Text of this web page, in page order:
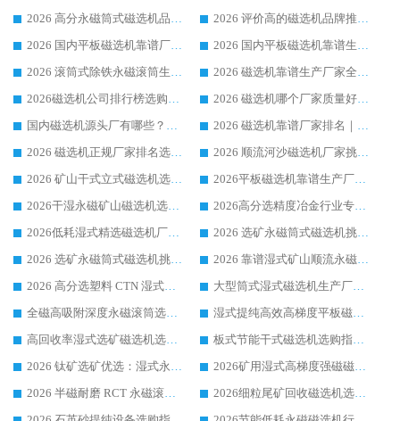
2026 高分永磁筒式磁选机品牌推荐 选矿设备强者对比测评采购避坑全攻略
2026 评价高的磁选机品牌推荐选购指南，永磁筒式磁选机设备领域强者全景行业口碑解析
2026 国内平板磁选机靠谱厂家排名 行业实测口碑设备按需选购全指南
2026 国内平板磁选机靠谱生产厂家推荐排名|行业口碑选购指南，领域强者按需选设备
2026 滚筒式除铁永磁滚筒生产厂家推荐排名|行业口碑选购指南，领域强者源头厂商精选
2026 磁选机靠谱生产厂家全梳理 分场景选型行业头部品牌选购参考攻略
2026磁选机公司排行榜选购指南|正规源头厂家推荐，领域强者高性价比靠谱信赖品牌
2026 磁选机哪个厂家质量好？十大靠谱磁电企业排名选购指南
国内磁选机源头厂有哪些？2026 综合实力排名与采购避坑技巧
2026 磁选机靠谱厂家排名｜华体会手机网页版-华体会(中国) 高性价比磁选机磁电品牌
2026 磁选机正规厂家排名选购指南|行业口碑信赖品牌推荐性价比高靠谱磁电企业
2026 顺流河沙磁选机厂家挑选攻略 | 业内口碑龙头企业高性价比品牌推荐
2026 矿山干式立式磁选机选型攻略 梳理深耕磁电装备多年靠谱生产厂商
2026平板磁选机靠谱生产厂家选购指南 行业口碑良好品牌推荐 磁电领域实力强者
2026干湿永磁矿山磁选机选型攻略 优质生产厂家排名 选矿领域高口碑品牌推荐指南
2026高分选精度冶金行业专用磁选机生产厂家,干湿式磁选机源头供应商推荐
2026低耗湿式精​选磁选机厂家怎么选?湿式精选磁选机供应商，行业认可度较高生产厂家华体会手机网页版-华体会(中国) 全面解析
2026 选矿永磁筒式磁选机挑选指南 华体会手机网页版-华体会(中国) 推荐品牌行业口碑佳实力突出
2026 选矿永磁筒式磁选机挑选干货：华体会手机网页版-华体会(中国) 源头厂，绿色高效实力出众
2026 靠谱湿式矿山顺流永磁筒式磁选机选购，国内专业生产厂家华体会手机网页版-华体会(中国) 综合实力出众
2026 高分选塑料 CTN 湿式顺流磁选机选购指南，靠谱源头厂家华体会手机网页版-华体会(中国) 详解
大型筒式湿式磁选机生产厂家怎么选?华体会手机网页版-华体会(中国) 设备口碑广受行业认可
全磁高吸附深度永磁滚筒选购指南 业内口碑稳定磁电设备生产厂家详细推荐
湿式提纯高效高梯度平板磁选机靠谱设备源头厂商华体会手机网页版-华体会(中国) 综合测评
高回收率湿式选矿磁选机选购指南 业内口碑磁电设备生产厂家实力解析
板式节能干式磁选机选购指南，源头生产厂家华体会手机网页版-华体会(中国) 综合实力可观
2026 钛矿选矿优选：湿式永磁筒式磁选机源头厂家华体会手机网页版-华体会(中国) 综合解析
2026矿用湿式高梯度强磁磁选机选购指南，临朐靠谱磁电生产厂家华体会手机网页版-华体会(中国) 详解
2026 半磁耐磨 RCT 永磁滚筒选购指南，临朐源头生产厂家华体会手机网页版-华体会(中国) 实测分享
2026细粒尾矿回收磁选机选购指南 产业集群优质生产厂家华体会手机网页版-华体会(中国) 解析